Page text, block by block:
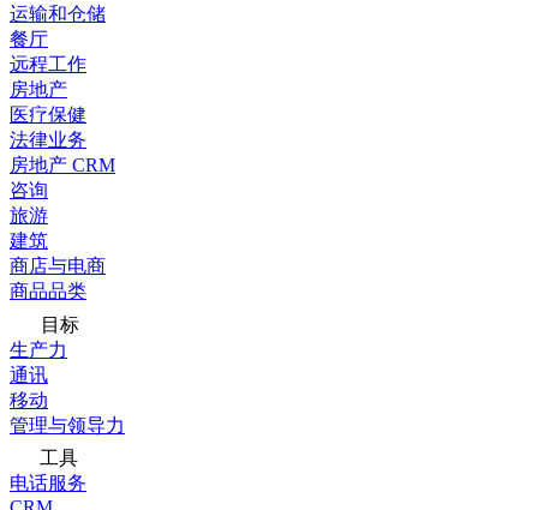
运输和仓储
餐厅
远程工作
房地产
医疗保健
法律业务
房地产 CRM
咨询
旅游
建筑
商店与电商
商品品类
目标
生产力
通讯
移动
管理与领导力
工具
电话服务